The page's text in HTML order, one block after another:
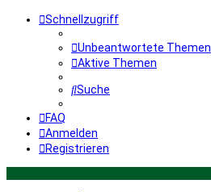
Schnellzugriff
Unbeantwortete Themen
Aktive Themen
Suche
FAQ
Anmelden
Registrieren